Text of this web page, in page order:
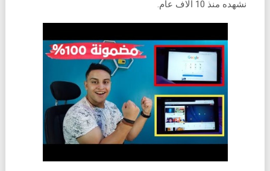
نشهده منذ 10 آلاف عام.